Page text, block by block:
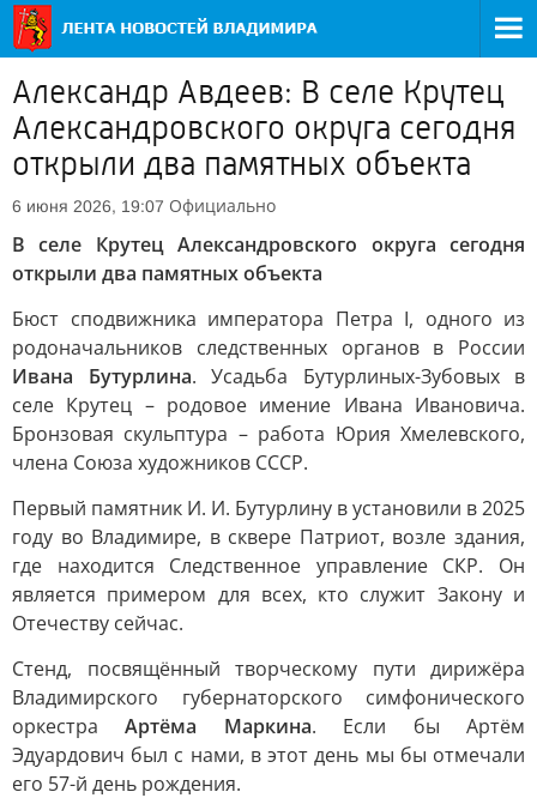
Александр Авдеев: В селе Крутец
Александровского округа сегодня
открыли два памятных объекта
6 июня 2026, 19:07 Официально
В селе Крутец Александровского округа сегодня
открыли два памятных объекта
Бюст сподвижника императора Петра I, одного из
родоначальников следственных органов в России
Ивана Бутурлина. Усадьба Бутурлиных-Зубовых в
селе Крутец – родовое имение Ивана Ивановича.
Бронзовая скульптура – работа Юрия Хмелевского,
члена Союза художников СССР.
Первый памятник И. И. Бутурлину в установили в 2025
году во Владимире, в сквере Патриот, возле здания,
где находится Следственное управление СКР. Он
является примером для всех, кто служит Закону и
Отечеству сейчас.
Стенд, посвящённый творческому пути дирижёра
Владимирского губернаторского симфонического
оркестраАртёма Маркина. Если бы Артём
Эдуардович был с нами, в этот день мы бы отмечали
его 57-й день рождения.